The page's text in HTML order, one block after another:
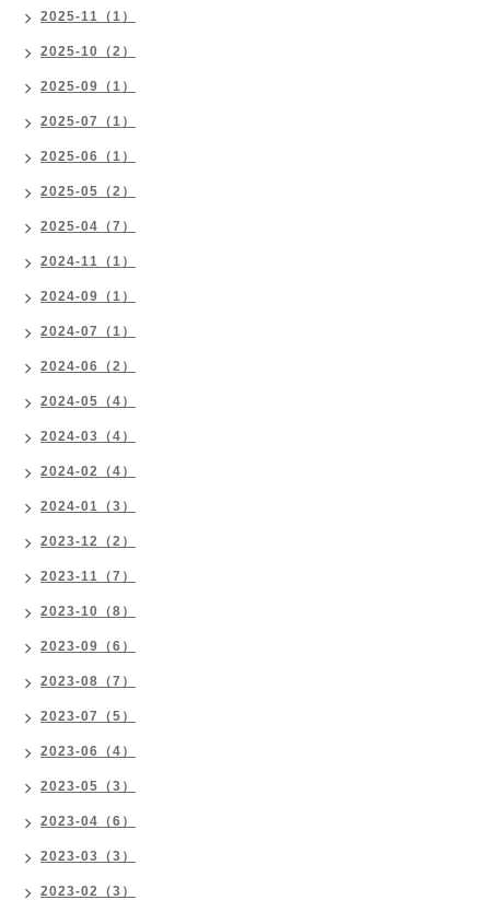
2025-11（1）
2025-10（2）
2025-09（1）
2025-07（1）
2025-06（1）
2025-05（2）
2025-04（7）
2024-11（1）
2024-09（1）
2024-07（1）
2024-06（2）
2024-05（4）
2024-03（4）
2024-02（4）
2024-01（3）
2023-12（2）
2023-11（7）
2023-10（8）
2023-09（6）
2023-08（7）
2023-07（5）
2023-06（4）
2023-05（3）
2023-04（6）
2023-03（3）
2023-02（3）